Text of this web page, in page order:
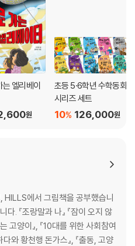
는 엘리베이
원
초등 5·6학년 수학동화
시리즈 세트
126,000원
10%
HILLS에서 그림책을 공부했습니
. 『조랑말과 나』 『잠이 오지 않
고양이』, 『10대를 위한 사회참여
다와 황천행 돈가스』, 『출동, 고양